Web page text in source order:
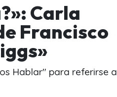
Carla
Francisco
Hablar" para referirse a